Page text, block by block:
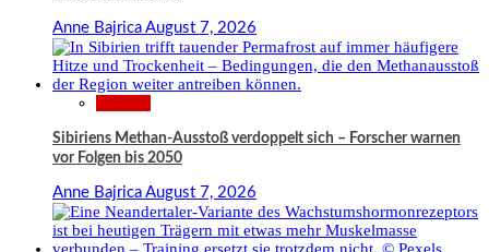
Anne Bajrica August 7, 2026
Sibiriens Methan-Ausstoß verdoppelt sich – Forscher warnen
vor Folgen bis 2050
Anne Bajrica August 7, 2026